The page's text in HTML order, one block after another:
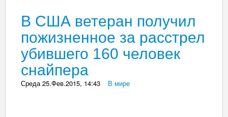
В США ветеран получил
пожизненное за расстрел
убившего 160 человек
снайпера
Среда 25.Фев.2015, 14:43 В мире